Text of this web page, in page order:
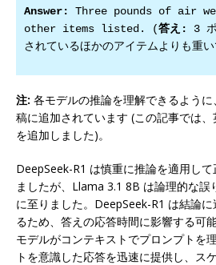
Answer:
Three pounds of air
other items listed. (答え:
3
されているほかのアイテムよりも重
注: 各モデルの推論を理解できるよう
稿に追加されています (この記事では
を追加しました)。
DeepSeek-R1 は慎重に推論を適用し
ましたが、Llama 3.1 8B は論理的な誤
に至りました。DeepSeek-R1 は結論
るため、答えの応答時間に影響する可
モデルがコンテキストでプロンプトを
トを意識した応答を迅速に提供し、ス